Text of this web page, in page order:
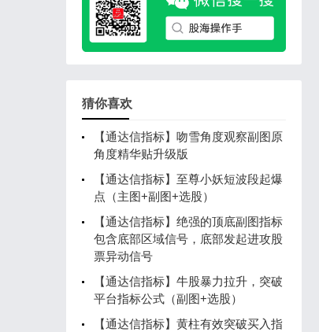
猜你喜欢
【通达信指标】吻雪角度观察副图原
角度精华贴升级版
【通达信指标】至尊小妖短波段起爆
点（主图+副图+选股）
【通达信指标】绝强的顶底副图指标
包含底部区域信号，底部发起进攻股
票异动信号
【通达信指标】牛股暴力拉升，突破
平台指标公式（副图+选股）
【通达信指标】黄柱有效突破买入指